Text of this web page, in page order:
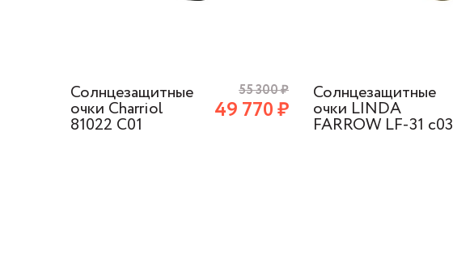
Солнцезащитные
очки Charriol
81022 C01
55 300₽
49 770₽
Солнцезащитные
очки LINDA
FARROW LF-31 c03